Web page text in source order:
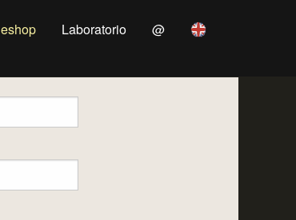
eshop Laboratorio @